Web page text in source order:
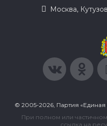
Москва,
© 2005-2026, Партия
При полном или
ссылка на